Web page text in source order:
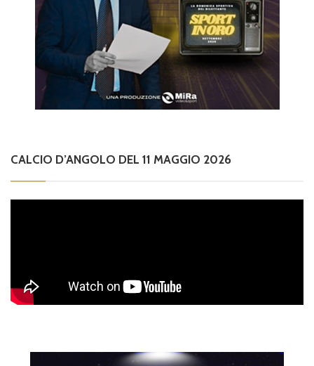
CALCIO D’ANGOLO DEL 11 MAGGIO 2026